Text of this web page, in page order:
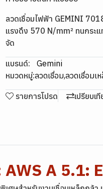
ลวดเชื่อมไฟฟ้า GEMINI
แรงดึง 570 N/mm² ทนกระแ
จัด
แบรนด์:
Gemini
หมวดหมู่:ลวดเชื่อม,ลวดเชื่อมเ
รายการโปรด เปรียบเ
A 5.1: